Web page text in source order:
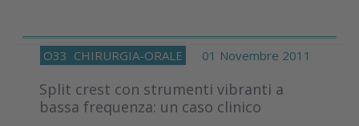
O33 CHIRURGIA-ORALE 01 Novembre 2011
Split crest con strumenti vibranti a
bassa frequenza: un caso clinico